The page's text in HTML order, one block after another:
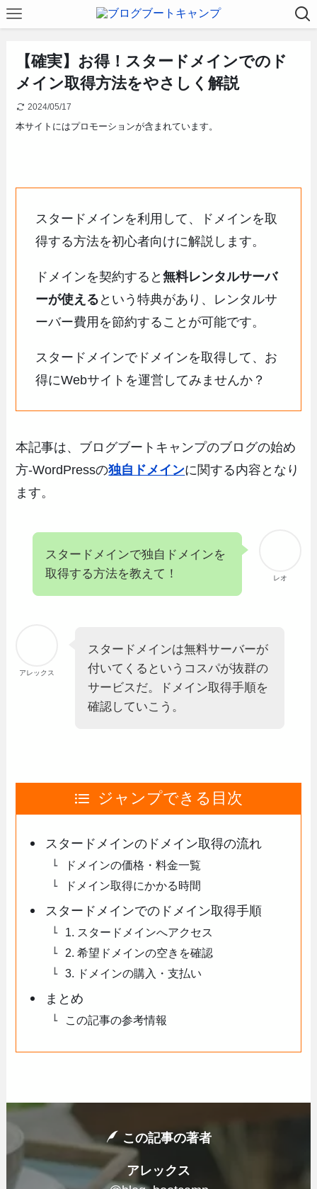
【確実】お得！スタードメインでのド
メイン取得方法をやさしく解説
2024/05/17
本サイトにはプロモーションが含まれています。
スタードメインを利用して、ドメインを取
得する方法を初心者向けに解説します。
ドメインを契約すると無料レンタルサーバ
ーが使える という特典があり、レンタルサ
ーバー費用を節約することが可能です。
スタードメインでドメインを取得して、お
得にWebサイトを運営してみませんか？
本記事は、ブログブートキャンプのブログの始め
方-WordPressの独自ドメインに関する内容となり
ます。
レオ
スタードメインで独自ドメインを
取得する方法を教えて！
アレックス
スタードメインは無料サーバーが
付いてくるというコスパが抜群の
サービスだ。ドメイン取得手順を
確認していこう。
ジャンプできる目次
スタードメインのドメイン取得の流れ
ドメインの価格・料金一覧
ドメイン取得にかかる時間
スタードメインでのドメイン取得手順
1. スタードメインへアクセス
2. 希望ドメインの空きを確認
3. ドメインの購入・支払い
まとめ
この記事の参考情報
この記事の著者
アレックス